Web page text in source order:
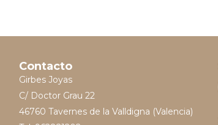
Contacto
Girbes Joyas
C/ Doctor Grau 22
46760 Tavernes de la Valldigna (Valencia)